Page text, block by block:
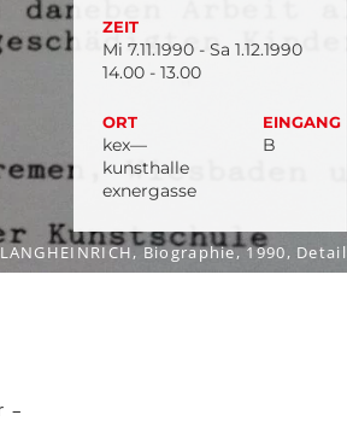
ZEIT
Mi 7.11.1990 - Sa 1.12.1990
14.00 - 13.00
ORT
kex—
kunsthalle
exnergasse
EINGANG
B
Biographie, 1990, Detail
–